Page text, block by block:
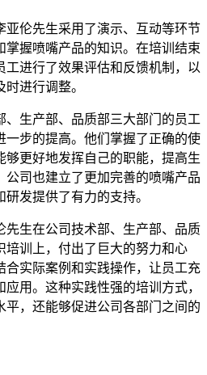
亚伦先生采用了演示、互动等环节
掌握喷嘴产品的知识。在培训结束
工进行了效果评估和反馈机制，以
进行调整。
、生产部、品质部三大部门的员工
一步的提高。他们掌握了正确的使
够更好地发挥自己的职能，提高生
公司也建立了更加完善的喷嘴产品
发提供了有力的支持。
先生在公司技术部、生产部、品质
培训上，付出了巨大的努力和心
合实际案例和实践操作，让员工充
用。这种实践性强的培训方式，
平，还能够促进公司各部门之间的